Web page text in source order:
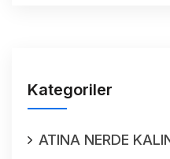
Kategoriler
ATINA NERDE